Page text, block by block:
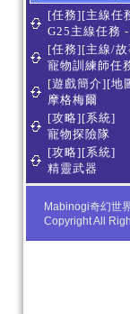
[任務][主線任
G25主線任務
[任務][主線/
寵物訓練師任
[遊戲簡介][地
摩格梅爾
[攻略][系統]
寵物探險隊
[攻略][系統]
精靈武器
Mabinogi奇幻世
Copyright All